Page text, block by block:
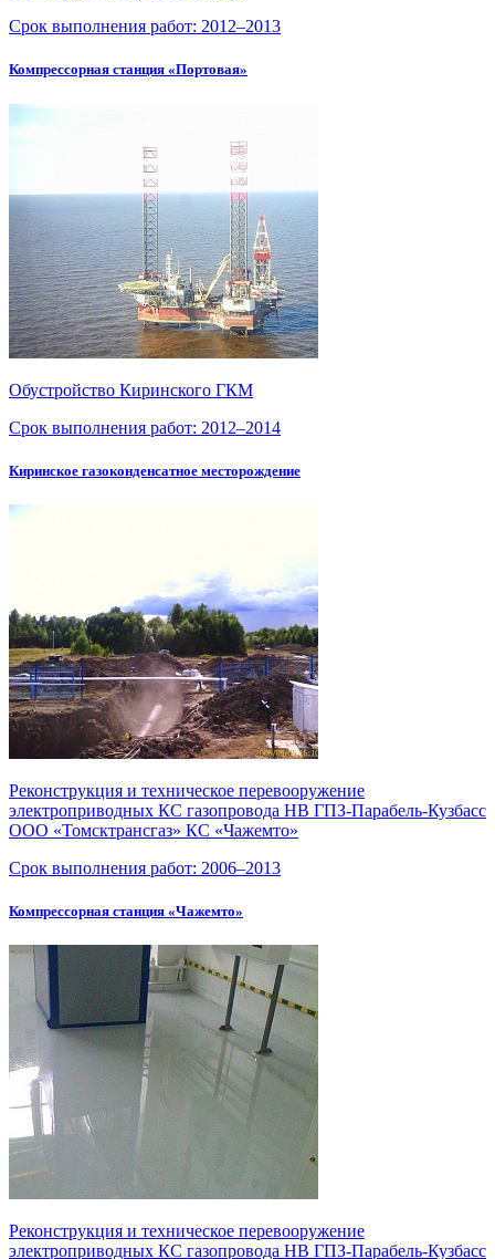
Срок выполнения работ: 2012–2013
Компрессорная станция «Портовая»
Обустройство Киринского ГКМ
Срок выполнения работ: 2012–2014
Киринское газоконденсатное месторождение
Реконструкция и техническое перевооружение
электроприводных КС газопровода НВ ГПЗ-Парабель-Кузбасс
ООО «Томсктрансгаз» КС «Чажемто»
Срок выполнения работ: 2006–2013
Компрессорная станция «Чажемто»
Реконструкция и техническое перевооружение
электроприводных КС газопровода НВ ГПЗ-Парабель-Кузбасс